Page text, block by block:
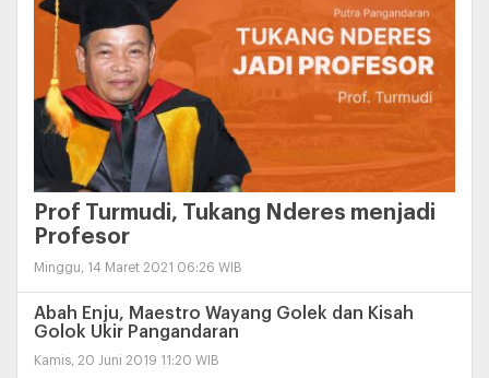
Prof Turmudi, Tukang Nderes menjadi
Profesor
Minggu, 14 Maret 2021 06:26 WIB
Abah Enju, Maestro Wayang Golek dan Kisah
Golok Ukir Pangandaran
Kamis, 20 Juni 2019 11:20 WIB